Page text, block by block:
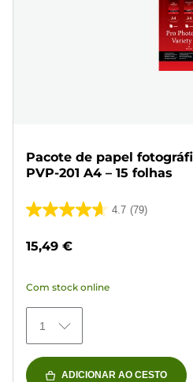
Pacote de papel
PVP-201 A4 – 15 folhas
4.7 (79)
4.7
79
análises
15,49 €
Com stock online
1
ADICIONAR AO CESTO